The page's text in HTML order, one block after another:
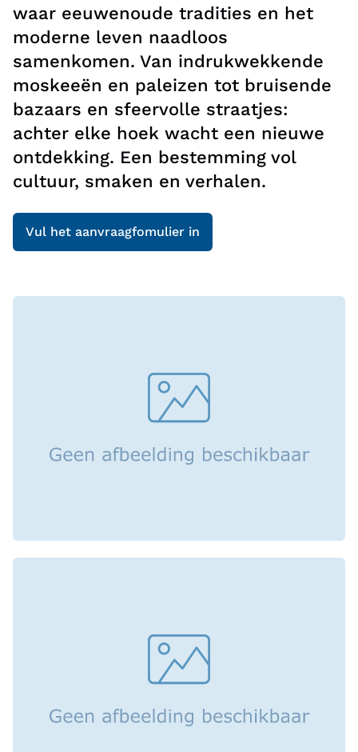
waar eeuwenoude tradities en het
moderne leven naadloos
samenkomen. Van indrukwekkende
moskeeën en paleizen tot bruisende
bazaars en sfeervolle straatjes:
achter elke hoek wacht een nieuwe
ontdekking. Een bestemming vol
cultuur, smaken en verhalen.
Vul het aanvraagfomulier in